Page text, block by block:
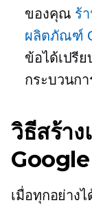
ของคุณ ร้
ผลิตภัณฑ์
ข้อได้เปรีย
กระบวนก
วิธีสร้า
เมื่อทุกอย่าง